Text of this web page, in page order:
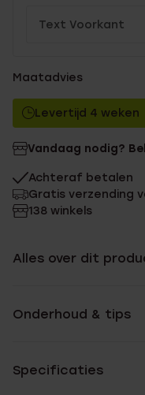
Maatadvies
Levertijd 4 weken
Vandaag nodig?
Achteraf betalen
Gratis verzending
138 winkels
Alles over dit
Onderhoud & tips
Specificaties